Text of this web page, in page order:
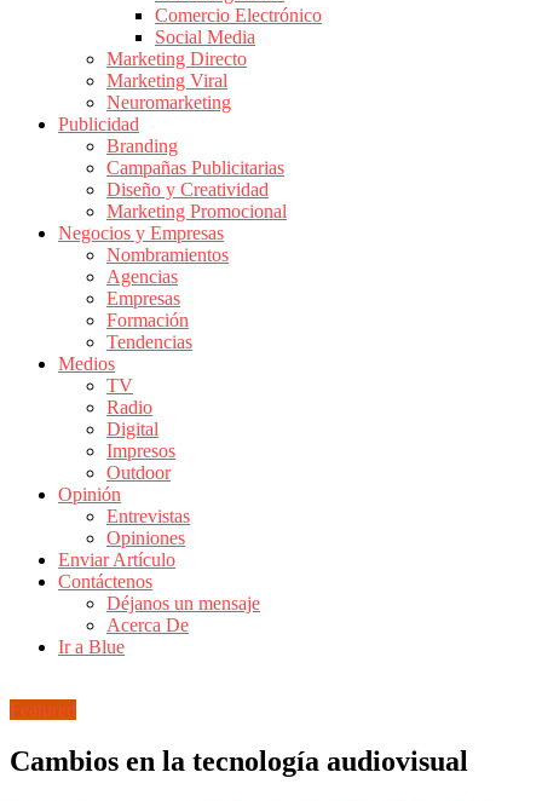
Publicidad
Colombia
Magazine
Publicidad
Marketing
Noticias
Actualidad
Mercadeo
Colombia
Revistas
Actualidad
Colombia
iBlue
Marketing
Magazine
Comercio Electrónico
Social Media
Marketing Directo
Marketing Viral
Neuromarketing
Publicidad
Branding
Campañas Publicitarias
Diseño y Creatividad
Marketing Promocional
Negocios y Empresas
Nombramientos
Agencias
Empresas
Formación
Tendencias
Medios
TV
Radio
Digital
Impresos
Outdoor
Opinión
Entrevistas
Opiniones
Enviar Artículo
Contáctenos
Déjanos un mensaje
Acerca De
Ir a Blue
Featured
Cambios en la tecnología audiovisual